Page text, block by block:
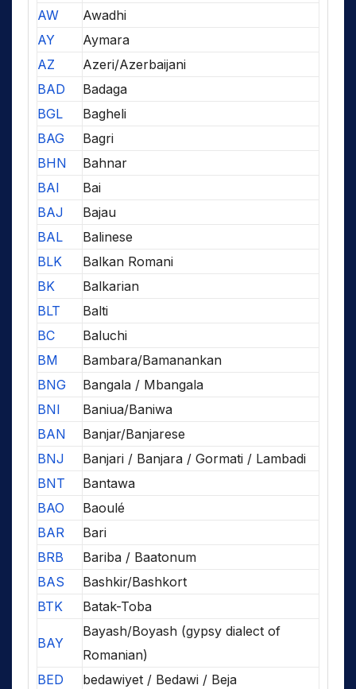
AW
Awadhi
AY
Aymara
AZ
Azeri/Azerbaijani
BAD
Badaga
BGL
Bagheli
BAG
Bagri
BHN
Bahnar
BAI
Bai
BAJ
Bajau
BAL
Balinese
BLK
Balkan Romani
BK
Balkarian
BLT
Balti
BC
Baluchi
BM
Bambara/Bamanankan
BNG
Bangala / Mbangala
BNI
Baniua/Baniwa
BAN
Banjar/Banjarese
BNJ
Banjari / Banjara / Gormati / Lambadi
BNT
Bantawa
BAO
Baoulé
BAR
Bari
BRB
Bariba / Baatonum
BAS
Bashkir/Bashkort
BTK
Batak-Toba
BAY
Bayash/Boyash (gypsy dialect of
Romanian)
BED
bedawiyet / Bedawi / Beja